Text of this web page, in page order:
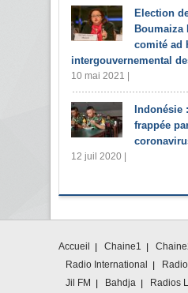
Election
Boumaiza
comité ad
intergouvernemental
10 mai 2021 |
Indonésie
frappée
12 juil 2020 |
Accueil Chaine1
Radio International
Jil FM
Bahdja Radios